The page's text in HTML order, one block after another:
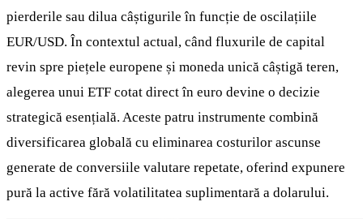
pierderile sau dilua câștigurile în funcție de oscilațiile
EUR/USD. În contextul actual, când fluxurile de capital
revin spre piețele europene și moneda unică câștigă teren,
alegerea unui ETF cotat direct în euro devine o decizie
strategică esențială. Aceste patru instrumente combină
diversificarea globală cu eliminarea costurilor ascunse
generate de conversiile valutare repetate, oferind expunere
pură la active fără volatilitatea suplimentară a dolarului.